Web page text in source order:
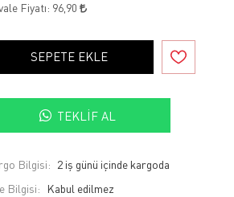
Fiyatı: 96,90
SEPETE EKLE
TEKLIF AL
Bilgisi: 2 iş günü içinde kargoda
Bilgisi: